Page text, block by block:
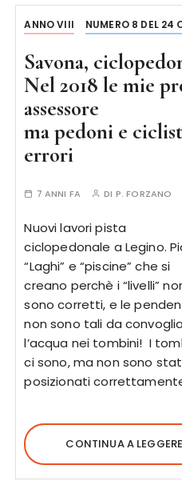
ANNO VIII NUMERO 8 DEL 24
Savona,
Nel 2018 le mie
assessore
ma pedoni e
errori
7 ANNI FA DI P. FORZANO
Nuovi lavori pista
ciclopedonale a Legino.
“Laghi” e “piscine” che si
creano perchè i “livelli”
sono corretti, e le
non sono tali da
l’acqua nei tombini! I
ci sono, ma non sono
posizionati
CONTINUA A LEGGERE